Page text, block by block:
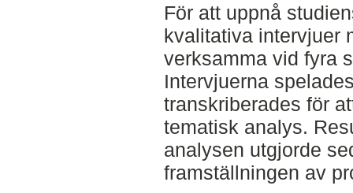
För att uppnå
kvalitativa intervjuer
verksamma vid fyra
Intervjuerna
transkriberades för
tematisk analys.
analysen utgjorde
framställningen av